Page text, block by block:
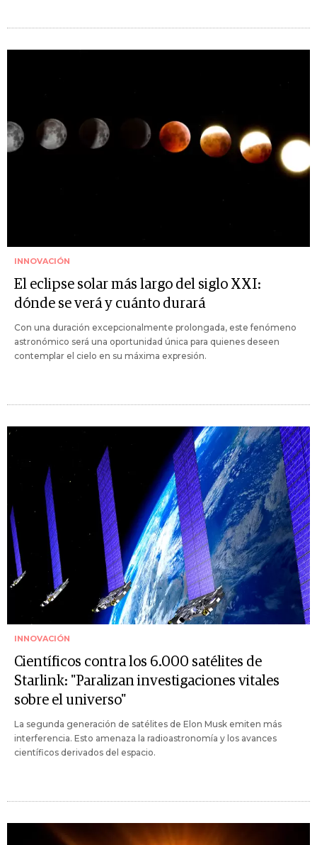
INNOVACIÓN
El eclipse solar más largo del siglo XXI:
dónde se verá y cuánto durará
Con una duración excepcionalmente prolongada, este fenómeno
astronómico será una oportunidad única para quienes deseen
contemplar el cielo en su máxima expresión.
INNOVACIÓN
Científicos contra los 6.000 satélites de
Starlink: "Paralizan investigaciones vitales
sobre el universo"
La segunda generación de satélites de Elon Musk emiten más
interferencia. Esto amenaza la radioastronomía y los avances
científicos derivados del espacio.